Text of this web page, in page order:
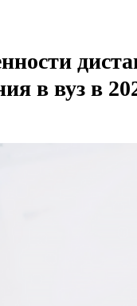
в вуз в